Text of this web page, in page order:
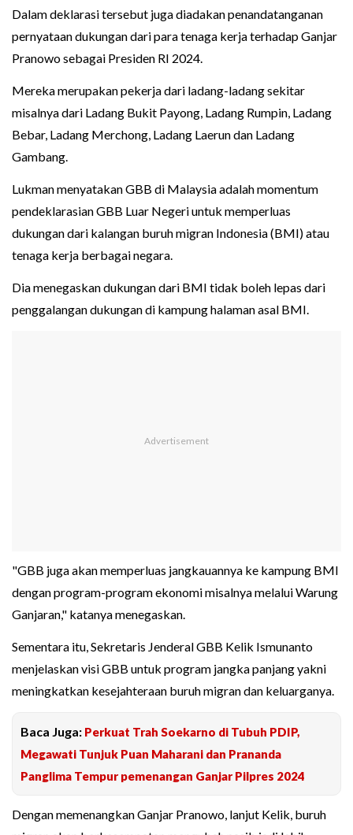
Dalam deklarasi tersebut juga diadakan penandatanganan
pernyataan dukungan dari para tenaga kerja terhadap Ganjar
Pranowo sebagai Presiden RI 2024.
Mereka merupakan pekerja dari ladang-ladang sekitar
misalnya dari Ladang Bukit Payong, Ladang Rumpin, Ladang
Bebar, Ladang Merchong, Ladang Laerun dan Ladang
Gambang.
Lukman menyatakan GBB di Malaysia adalah momentum
pendeklarasian GBB Luar Negeri untuk memperluas
dukungan dari kalangan buruh migran Indonesia (BMI) atau
tenaga kerja berbagai negara.
Dia menegaskan dukungan dari BMI tidak boleh lepas dari
penggalangan dukungan di kampung halaman asal BMI.
"GBB juga akan memperluas jangkauannya ke kampung BMI
dengan program-program ekonomi misalnya melalui Warung
Ganjaran," katanya menegaskan.
Sementara itu, Sekretaris Jenderal GBB Kelik Ismunanto
menjelaskan visi GBB untuk program jangka panjang yakni
meningkatkan kesejahteraan buruh migran dan keluarganya.
Baca Juga: Perkuat Trah Soekarno di Tubuh PDIP,
Megawati Tunjuk Puan Maharani dan Prananda
Panglima Tempur pemenangan Ganjar Pilpres 2024
Dengan memenangkan Ganjar Pranowo, lanjut Kelik, buruh